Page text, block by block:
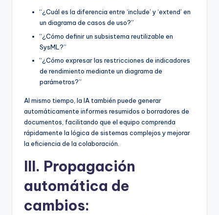
“¿Cuál es la diferencia entre ‘include’ y ‘extend’ en
un diagrama de casos de uso?”
“¿Cómo definir un subsistema reutilizable en
SysML?”
“¿Cómo expresar las restricciones de indicadores
de rendimiento mediante un diagrama de
parámetros?”
Al mismo tiempo, la IA también puede generar
automáticamente informes resumidos o borradores de
documentos, facilitando que el equipo comprenda
rápidamente la lógica de sistemas complejos y mejorar
la eficiencia de la colaboración.
III. Propagación
automática de
cambios: